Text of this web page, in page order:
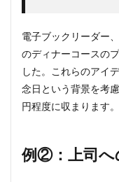
電子ブックリーダー
のディナーコースの
した。これらのアイ
念日という背景を考
円程度に収まります。
例②：上司へ